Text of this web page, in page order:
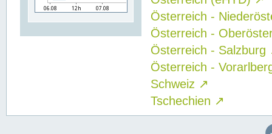
Österreich -
Österreich -
Österreich - Salzburg
Österreich -
Schweiz ↗
Tschechien ↗